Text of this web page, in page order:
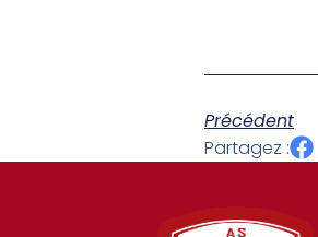
Précédent
Partagez :